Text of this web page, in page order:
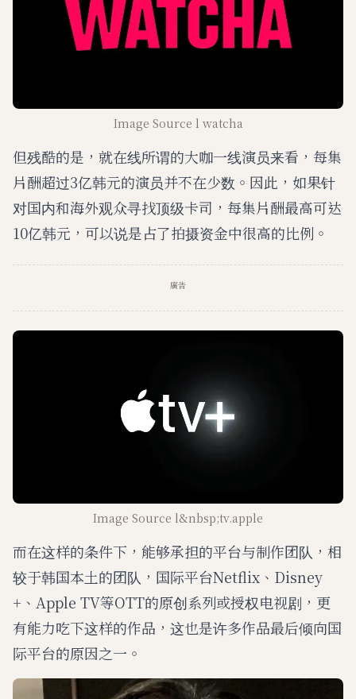
Image Source l watcha
但残酷的是，就在线所谓的大咖一线演员来看，每集
片酬超过3亿韩元的演员并不在少数。因此，如果针
对国内和海外观众寻找顶级卡司，每集片酬最高可达
10亿韩元，可以说是占了拍摄资金中很高的比例。
廣告
Image Source l&nbsp;tv.apple
而在这样的条件下，能够承担的平台与制作团队，相
较于韩国本土的团队，国际平台Netflix、Disney
+、Apple TV等OTT的原创系列或授权电视剧，更
有能力吃下这样的作品，这也是许多作品最后倾向国
际平台的原因之一。